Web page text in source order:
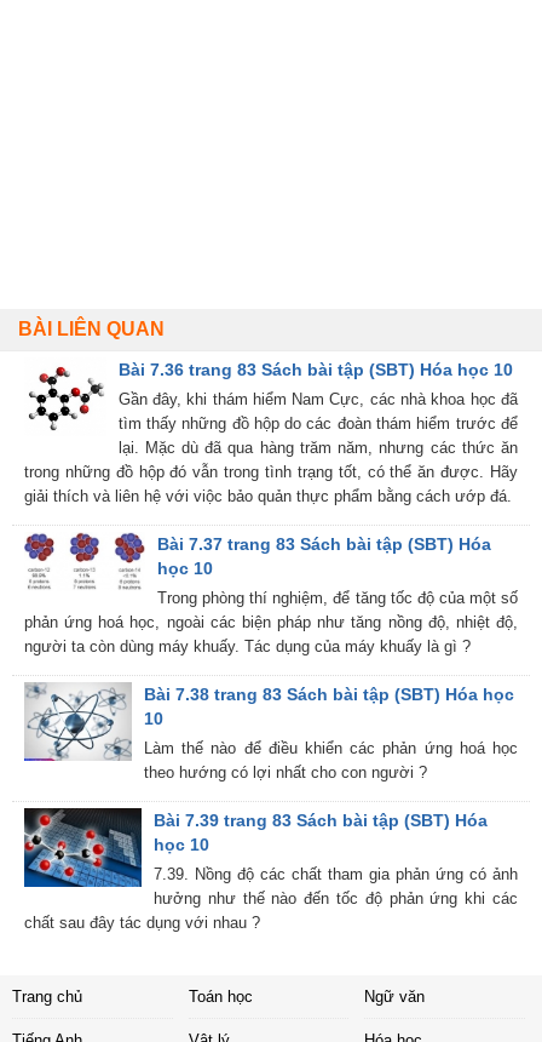
BÀI LIÊN QUAN
Bài 7.36 trang 83 Sách bài tập (SBT) Hóa học 10
Gần đây, khi thám hiểm Nam Cực, các nhà khoa học đã
tìm thấy những đồ hộp do các đoàn thám hiểm trước để
lại. Mặc dù đã qua hàng trăm năm, nhưng các thức ăn
trong những đồ hộp đó vẫn trong tình trạng tốt, có thể ăn được. Hãy
giải thích và liên hệ với viộc bảo quản thực phẩm bằng cách ướp đá.
Bài 7.37 trang 83 Sách bài tập (SBT) Hóa
học 10
Trong phòng thí nghiệm, để tăng tốc độ của một số
phản ứng hoá học, ngoài các biện pháp như tăng nồng độ, nhiệt độ,
người ta còn dùng máy khuấy. Tác dụng của máy khuấy là gì ?
Bài 7.38 trang 83 Sách bài tập (SBT) Hóa học
10
Làm thế nào để điều khiển các phản ứng hoá học
theo hướng có lợi nhất cho con người ?
Bài 7.39 trang 83 Sách bài tập (SBT) Hóa
học 10
7.39. Nồng độ các chất tham gia phản ứng có ảnh
hưởng như thế nào đến tốc độ phản ứng khi các
chất sau đây tác dụng với nhau ?
Trang chủ Toán học Ngữ văn